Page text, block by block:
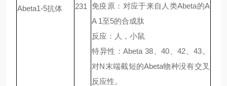
Abeta1-5抗体
231
免疫原：对应于来自人类Abeta的A
A 1至5的合成肽
反应：人，小鼠
特异性：Abeta 38、40 、42 、43。
对N末端截短的Abeta物种没有交叉
反应性。